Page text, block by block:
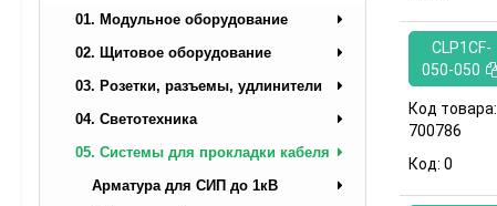
01. Модульное оборудование
02. Щитовое оборудование
03. Розетки, разъемы, удлинители
04. Светотехника
05. Системы для прокладки кабеля
Арматура для СИП до 1кВ
CLP1CF-
050-050
Код товара:
700786
Код: 0